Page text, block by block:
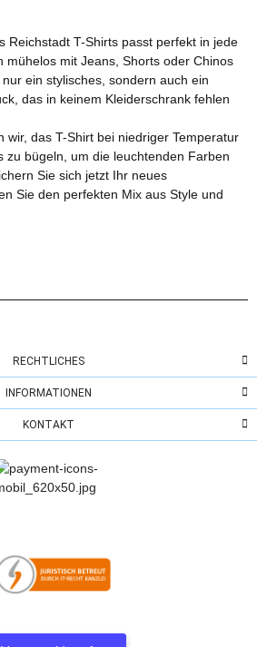
Reichstadt T-Shirts passt perfekt in jede
mühelos mit Jeans, Shorts oder Chinos
ein stylisches, sondern auch ein
das in keinem Kleiderschrank fehlen
wir, das T-Shirt bei niedriger Temperatur
zu bügeln, um die leuchtenden Farben
Sie sich jetzt Ihr neues
Sie den perfekten Mix aus Style und
RECHTLICHES
INFORMATIONEN
KONTAKT